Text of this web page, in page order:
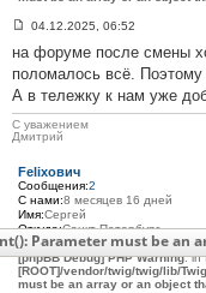
о
б
щ
н
и
#
3
0
6
04.12.2025, 06:52
на форуме после смены
поломалось всё.
А в тележку к нам уже
С уважением
Дмитрий
Felixович
Сообщения:2
С нами:8 месяцев 16 дней
Имя:Сергей
Откуда:Санкт-Петербург
Мото:Triumph Tiger Explorer
[phpBB Debug] PHP Warning: in
[ROOT]/vendor/twig/twig/lib/
must be an array or an object
Parameter must be an